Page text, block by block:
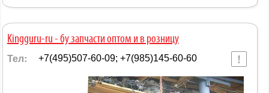
Kingguru-ru - бу запчасти оптом и в розницу
Тел: +7(495)507-60-09; +7(985)145-60-60